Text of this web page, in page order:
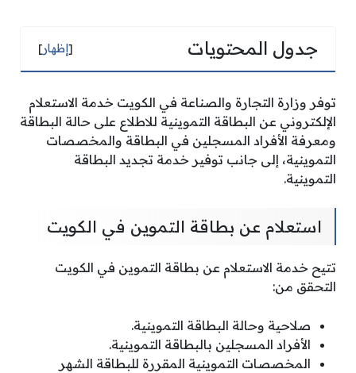
جدول المحتويات [إظهار]
توفر وزارة التجارة والصناعة في الكويت خدمة الاستعلام
الإلكتروني عن البطاقة التموينية للاطلاع على حالة البطاقة
ومعرفة الأفراد المسجلين في البطاقة والمخصصات
التموينية، إلى جانب توفير خدمة تجديد البطاقة
التموينية.
استعلام عن بطاقة التموين في الكويت
تتيح خدمة الاستعلام عن بطاقة التموين في الكويت
التحقق من:
صلاحية وحالة البطاقة التموينية.
الأفراد المسجلين بالبطاقة التموينية.
المخصصات التموينية المقررة للبطاقة الشهر